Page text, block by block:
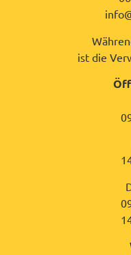
ist die